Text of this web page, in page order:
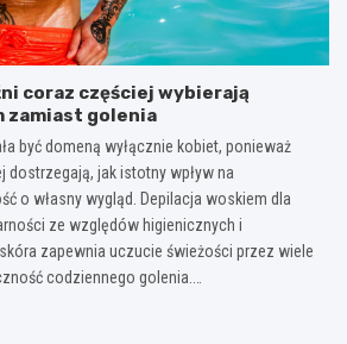
coraz częściej wybierają
zamiast golenia
być domeną wyłącznie kobiet, ponieważ
jak istotny wpływ na
o własny wygląd. Depilacja woskiem dla
ze względów higienicznych i
zapewnia uczucie świeżości przez wiele
codziennego golenia.…